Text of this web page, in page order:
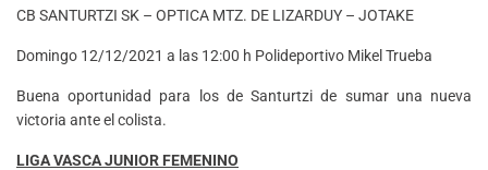
CB SANTURTZI SK – OPTICA MTZ. DE LIZARDUY – JOTAKE
Domingo 12/12/2021 a las 12:00 h Polideportivo Mikel Trueba
Buena oportunidad para los de Santurtzi de sumar una nueva
victoria ante el colista.
LIGA VASCA JUNIOR FEMENINO